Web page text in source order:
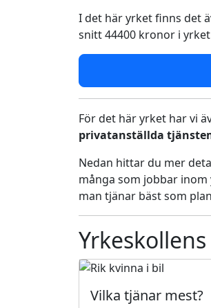
I det här yrket finns det
snitt 44400 kronor i
För det här yrket har vi
privatanställda
Nedan hittar du mer
många som jobbar
man tjänar bäst som
Vilka tjänar mest?